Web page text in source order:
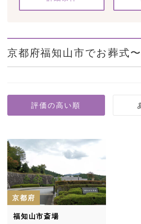
京都府福知山市でお葬式
京都府
福知山市斎場